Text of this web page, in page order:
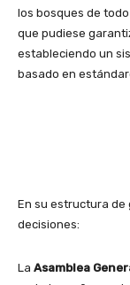
los bosques de
que pudiese
estableciendo un
basado en
En su estructura de
decisiones:
La Asamblea